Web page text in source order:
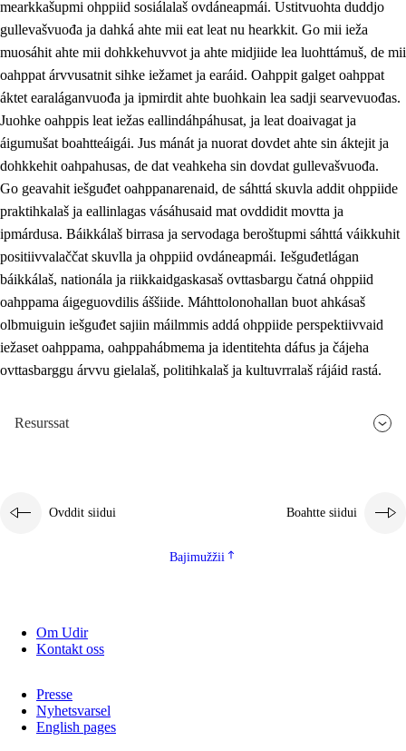
mearkkašupmi ohppiid sosiálalaš ovdáneapmái. Ustitvuohta duddjo
gullevašvuođa ja dahká ahte mii eat leat nu hearkkit. Go mii ieža
muosáhit ahte mii dohkkehuvvot ja ahte midjiide lea luohttámuš, de mii
oahppat árvvusatnit sihke iežamet ja earáid. Oahppit galget oahppat
áktet earaláganvuođa ja ipmirdit ahte buohkain lea sadji searvevuođas.
Juohke oahppis leat iežas eallindáhpáhusat, ja leat doaivagat ja
áigumušat boahtteáigái. Jus mánát ja nuorat dovdet ahte sin áktejit ja
dohkkehit oahpahusas, de dat veahkeha sin dovdat gullevašvuođa.
Go geavahit iešguđet oahppanarenaid, de sáhttá skuvla addit ohppiide
praktihkalaš ja eallinlagas vásáhusaid mat ovddidit movtta ja
ipmárdusa. Báikkálaš birrasa ja servodaga beroštupmi sáhttá váikkuhit
positiivvalaččat skuvlla ja ohppiid ovdáneapmái. Iešguđetlágan
báikkálaš, nationála ja riikkaidgaskasaš ovttasbargu čatná ohppiid
oahppama áigeguovdilis áššiide. Máhttolonohallan buot ahkásaš
olbmuiguin iešguđet sajiin máilmmis addá ohppiide perspektiivvaid
iežaset oahppama, oahppahábmema ja identitehta dáfus ja čájeha
ovttasbarggu árvvu gielalaš, politihkalaš ja kultuvrralaš rájáid rastá.
Resurssat
Ovddit siidui Boahtte siidui
Bajimužžii
Om Udir
Kontakt oss
Presse
Nyhetsvarsel
English pages